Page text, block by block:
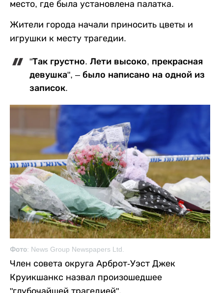
место, где была установлена палатка.
Жители города начали приносить цветы и
игрушки к месту трагедии.
"Так грустно. Лети высоко, прекрасная
девушка", – было написано на одной из
записок.
Фото: News Group Newspapers Ltd.
Член совета округа Арброт-Уэст Джек
Круикшанкс назвал произошедшее